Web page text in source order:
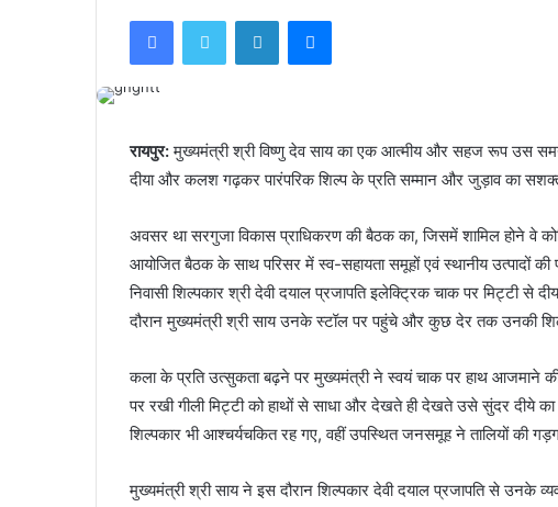
रायपुर:मुख्यमंत्री श्री विष्णु देव साय का एक आत्मीय और सहज रूप उस
दीया और कलश गढ़कर पारंपरिक शिल्प के प्रति सम्मान और जुड़ाव का
अवसर था सरगुजा विकास प्राधिकरण की बैठक का, जिसमें शामिल होने वे
आयोजित बैठक के साथ परिसर में स्व-सहायता समूहों एवं स्थानीय उत्पादों
निवासी शिल्पकार श्री देवी दयाल प्रजापति इलेक्ट्रिक चाक पर मिट्टी
दौरान मुख्यमंत्री श्री साय उनके स्टॉल पर पहुंचे और कुछ देर तक उनकी
कला के प्रति उत्सुकता बढ़ने पर मुख्यमंत्री ने स्वयं चाक पर हाथ आजमाने
पर रखी गीली मिट्टी को हाथों से साधा और देखते ही देखते उसे सुंदर
शिल्पकार भी आश्चर्यचकित रह गए, वहीं उपस्थित जनसमूह ने तालियों की
मुख्यमंत्री श्री साय ने इस दौरान शिल्पकार देवी दयाल प्रजापति से उनके